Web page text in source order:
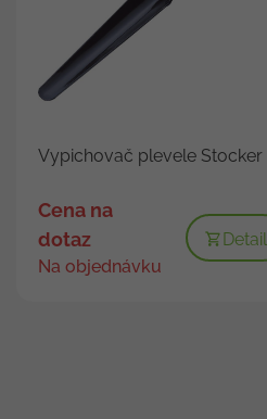
Vypichovač plevele Stocker
Cena na
dotaz
Na objednávku
Detail